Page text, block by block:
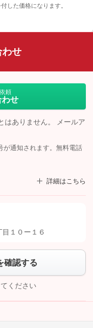
した価格になります。
わせ
頼
わせ
はありません。 メールア
が通知されます。無料電話
詳細はこちら
ら「許可する」ボタンを押
わせを
１０ー１６
確認する
ください